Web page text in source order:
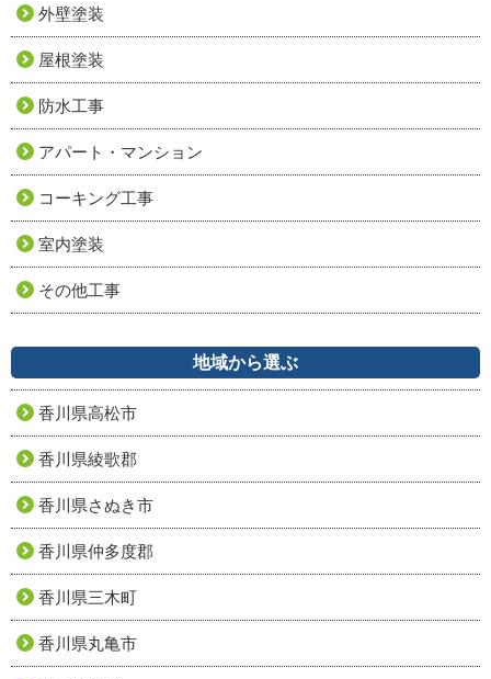
外壁塗装
屋根塗装
防水工事
アパート・マンション
コーキング工事
室内塗装
その他工事
地域から選ぶ
香川県高松市
香川県綾歌郡
香川県さぬき市
香川県仲多度郡
香川県三木町
香川県丸亀市